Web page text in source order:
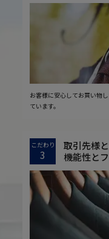
お客様に安心してお買い物
ています。
こだわり
3
取引先様
機能性と